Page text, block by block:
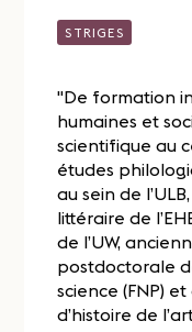
STRIGES
"De formation
humaines et
scientifique au
études
au sein de
littéraire de
de l’UW,
postdoctorale
science (FNP)
d’histoire de